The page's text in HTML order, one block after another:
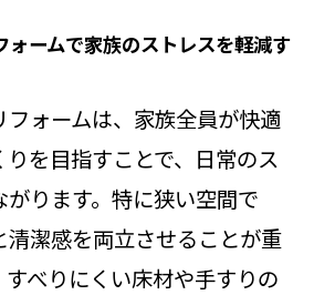
室のリフォームで空間を
室のリフォームで収納力
例
室のリフォームで動線改
た事例
ォームで家族のストレスを軽減す
ォームは、家族全員が快適
を目指すことで、日常のス
がります。特に狭い空間で
清潔感を両立させることが重
べりにくい床材や手すりの